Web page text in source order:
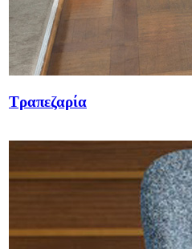
Τραπεζαρία